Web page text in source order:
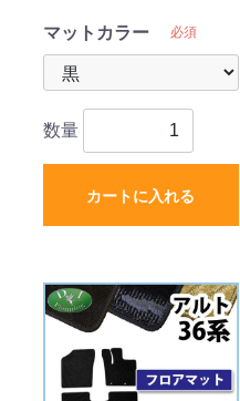
マットカラー 必須
数量
カートに入れる